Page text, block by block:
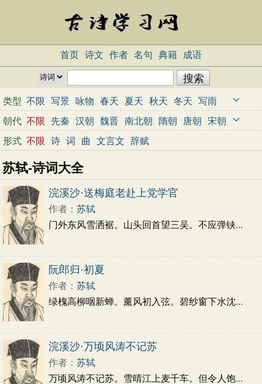
首页 诗文 作者 名句 典籍 成语
类型 不限 写景 咏物 春天 夏天 秋天 冬天
写雨
写雪
写风 写花 梅花 荷花 菊花 柳树
月亮
山水 写山 写水 长江 黄河 儿童 写鸟
写马
田园 边塞 地名 抒情 爱国 离别 送别 思乡
思念 爱情 励志
母亲 友情 战争 读书 惜时 婉约 豪放 诗经
民谣
节日 春节 元宵节 寒食节
清明节
端午节
七夕节 中秋节
咏史怀古
宋词精选 小学古诗
初中古诗
初中文言文
高中文言文
唐诗三百首
古诗三百首
朝代 不限 先秦 汉朝 魏晋 南北朝 隋朝 唐朝
宋朝
元朝
明朝 清朝 近代 当代
形式 不限 诗 词 曲 文言文 辞赋
苏轼-诗词大全
浣溪沙·送梅庭老赴上党学官
作者： 苏轼
门外东风雪洒裾。山头回首望三吴。不应弹铗...
阮郎归·初夏
作者： 苏轼
绿槐高柳咽新蝉。薰风初入弦。碧纱窗下水沈...
浣溪沙·万顷风涛不记苏
作者： 苏轼
万顷风涛不记苏。雪晴江上麦千车。但令人饱...